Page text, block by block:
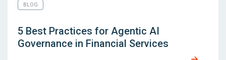
BLOG
5 Best Practices for Agentic AI
Governance in Financial Services